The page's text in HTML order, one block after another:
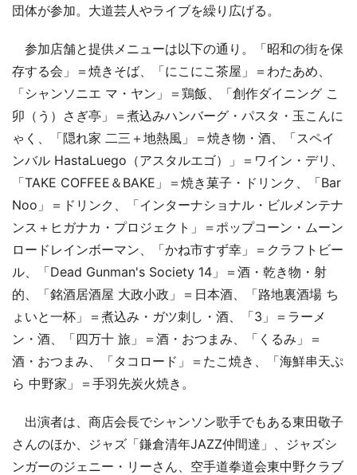
団体が参加。大道芸人やライブを繰り広げる。
参加店舗と提供メニューは以下の通り。「昭和の街を保
存する会」＝焼きそば、「にこにこ茶屋」＝わたあめ、
「シャンソニエ マ・ヤン」＝鶏飯、「創作ダイニング こ
卯（う）さぎ亭」＝煮込みハンバーグ・パスタ・玉こんに
ゃく、「隠れ家 二三＋地熱風」＝焼き物・酒、「スペイ
ンバル HastaLuego（アスタルエゴ）」＝ワイン・デリ、
「TAKE COFFEE＆BAKE」＝焼き菓子・ドリンク、「Bar
Noo」＝ドリンク、「インターナショナル・ビルメンテナ
ンス＋ヒガナカ・プロジェクト」＝ポップコーン・ムーン
ロードレインボーマン、「かね市すず幸」＝クラフトビー
ル、「Dead Gunman's Society 14」＝酒・乾き物・射
的、「銘酒居酒屋 大政小政」＝日本酒、「路地裏酒場 ち
ょいと一杯」＝煮込み・ガツ刺し・酒、「3」＝ラーメ
ン・酒、「四万十 旅」＝酒・おつまみ、「くるみ」＝
酒・おつまみ、「タコロード」＝たこ焼き、「海鮮串天ぷ
ら 中野家」＝手羽先炭火焼き。
出演者は、商店会長でシャンソン歌手でもある東田敬子
さんのほか、ジャズ「鎌倉清年JAZZ仲間達」、ジャズシ
ンガーのジェニー・リーさん、空手道拳道会東中野クラブ